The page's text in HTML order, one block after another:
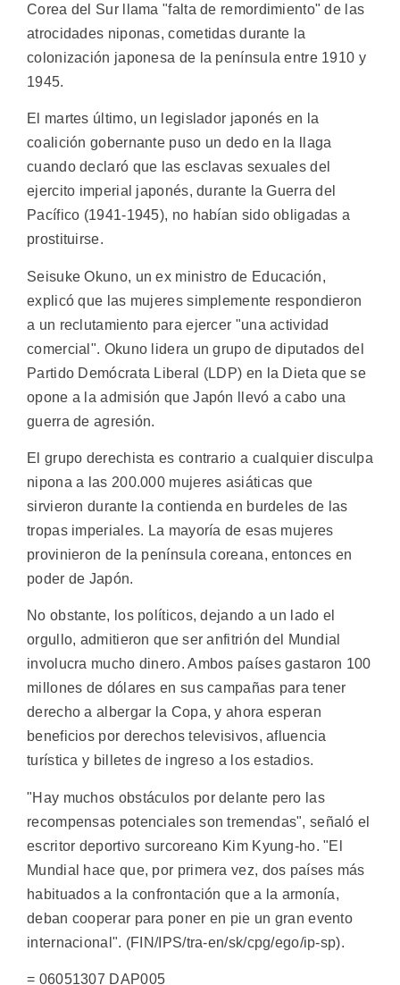
Corea del Sur llama "falta de remordimiento" de las
atrocidades niponas, cometidas durante la
colonización japonesa de la península entre 1910 y
1945.
El martes último, un legislador japonés en la
coalición gobernante puso un dedo en la llaga
cuando declaró que las esclavas sexuales del
ejercito imperial japonés, durante la Guerra del
Pacífico (1941-1945), no habían sido obligadas a
prostituirse.
Seisuke Okuno, un ex ministro de Educación,
explicó que las mujeres simplemente respondieron
a un reclutamiento para ejercer "una actividad
comercial". Okuno lidera un grupo de diputados del
Partido Demócrata Liberal (LDP) en la Dieta que se
opone a la admisión que Japón llevó a cabo una
guerra de agresión.
El grupo derechista es contrario a cualquier disculpa
nipona a las 200.000 mujeres asiáticas que
sirvieron durante la contienda en burdeles de las
tropas imperiales. La mayoría de esas mujeres
provinieron de la península coreana, entonces en
poder de Japón.
No obstante, los políticos, dejando a un lado el
orgullo, admitieron que ser anfitrión del Mundial
involucra mucho dinero. Ambos países gastaron 100
millones de dólares en sus campañas para tener
derecho a albergar la Copa, y ahora esperan
beneficios por derechos televisivos, afluencia
turística y billetes de ingreso a los estadios.
"Hay muchos obstáculos por delante pero las
recompensas potenciales son tremendas", señaló el
escritor deportivo surcoreano Kim Kyung-ho. "El
Mundial hace que, por primera vez, dos países más
habituados a la confrontación que a la armonía,
deban cooperar para poner en pie un gran evento
internacional". (FIN/IPS/tra-en/sk/cpg/ego/ip-sp).
= 06051307 DAP005